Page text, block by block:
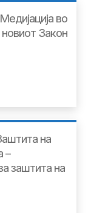
во
Закон
на
–
заштита на